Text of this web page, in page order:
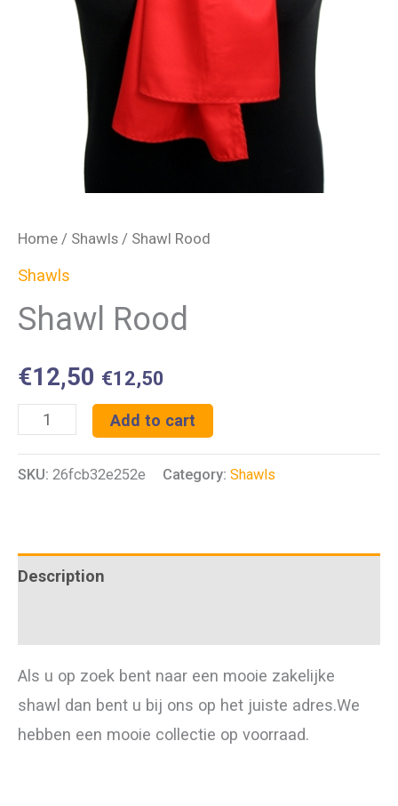
Home / Shawls / Shawl Rood
Shawls
Shawl Rood
€12,50 €12,50
Shawl
quantity
Add to cart
SKU: 26fcb32e252e Category: Shawls
Description
Als u op zoek bent naar een mooie zakelijke
shawl dan bent u bij ons op het juiste adres.We
hebben een mooie collectie op voorraad.